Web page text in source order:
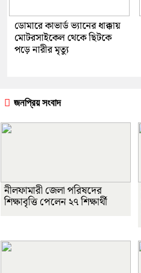
ডোমারে কাভার্ড ভ্যানের ধাক্কায়
মোটরসাইকেল থেকে ছিটকে
পড়ে নারীর মৃত্যু
জনপ্রিয় সংবাদ
নীলফামারী জেলা পরিষদের
শিক্ষাবৃত্তি পেলেন ২৭ শিক্ষার্থী